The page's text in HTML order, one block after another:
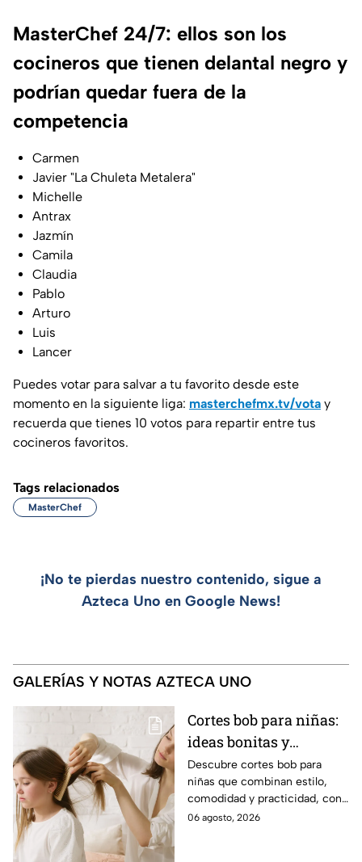
MasterChef 24/7: ellos son los
cocineros que tienen delantal negro y
podrían quedar fuera de la
competencia
Carmen
Javier "La Chuleta Metalera"
Michelle
Antrax
Jazmín
Camila
Claudia
Pablo
Arturo
Luis
Lancer
Puedes votar para salvar a tu favorito desde este
momento en la siguiente liga: masterchefmx.tv/vota y
recuerda que tienes 10 votos para repartir entre tus
cocineros favoritos.
Tags relacionados
MasterChef
¡No te pierdas nuestro contenido, sigue a
Azteca Uno en Google News!
GALERÍAS Y NOTAS AZTECA UNO
Cortes bob para niñas:
ideas bonitas y
prácticas
Descubre cortes bob para
niñas que combinan estilo,
comodidad y practicidad, con
opciones ideales para renovar
06 agosto, 2026